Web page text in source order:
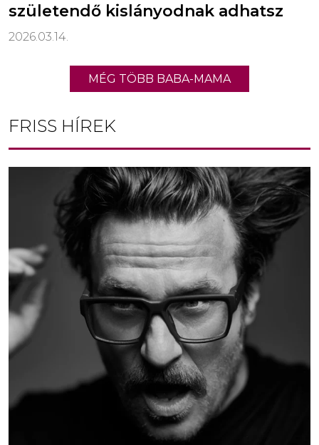
születendő kislányodnak adhatsz
2026.03.14.
MÉG TÖBB BABA-MAMA
FRISS HÍREK